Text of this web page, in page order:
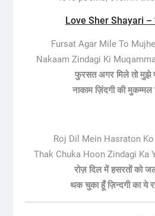
Love Sher Shayari –
Fursat Agar Mile To
Nakaam Zindagi Ki
फुरसत अगर मिले तो मुझे
नाकाम ज़िंदगी की मुकम्मल
Roj Dil Mein Hasraton
Thak Chuka Hoon Zindagi Ka
रोज़ दिल में हसरतों को
थक चुका हूँ ज़िन्दगी का ये